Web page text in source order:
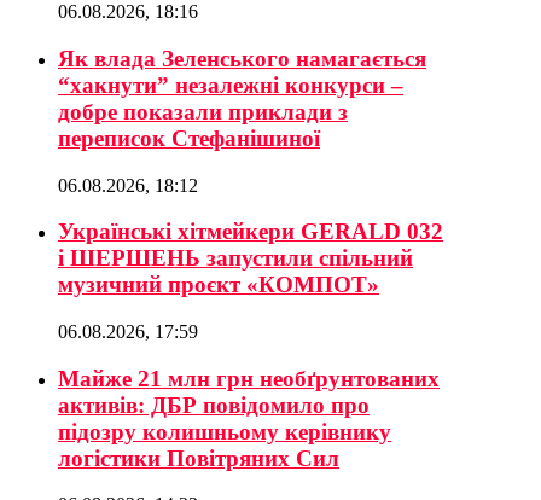
06.08.2026, 18:16
Як влада Зеленського намагається
“хакнути” незалежні конкурси –
добре показали приклади з
переписок Стефанішиної
06.08.2026, 18:12
Українські хітмейкери GERALD 032
і ШЕРШЕНЬ запустили спільний
музичний проєкт «КОМПОТ»
06.08.2026, 17:59
Майже 21 млн грн необґрунтованих
активів: ДБР повідомило про
підозру колишньому керівнику
логістики Повітряних Сил